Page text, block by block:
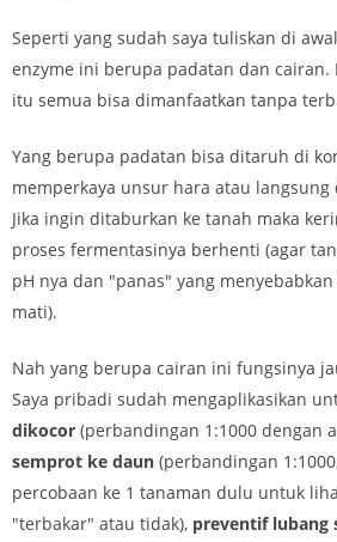
Seperti yang sudah saya tuliskan di
enzyme ini berupa padatan dan cairan.
itu semua bisa dimanfaatkan tanpa
Yang berupa padatan bisa ditaruh di
memperkaya unsur hara atau
Jika ingin ditaburkan ke tanah maka
proses fermentasinya berhenti (agar
pH nya dan "panas" yang
mati).
Nah yang berupa cairan ini fungsinya
Saya pribadi sudah mengaplikasikan
dikocor (perbandingan 1:1000 dengan
semprot ke daun (perbandingan
percobaan ke 1 tanaman dulu untuk
"terbakar" atau tidak), preventif lubang